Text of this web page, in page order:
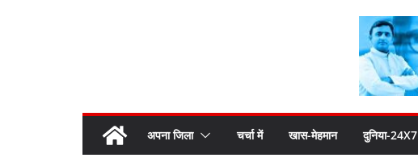
अपना जिला चर्चा में खास-मेहमान दुनिया-24X7